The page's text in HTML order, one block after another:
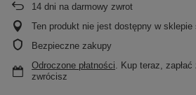
14 dni na darmowy zwrot
Ten produkt nie jest dostępny w sklepie
Bezpieczne zakupy
Odroczone płatności. Kup teraz,
zwrócisz